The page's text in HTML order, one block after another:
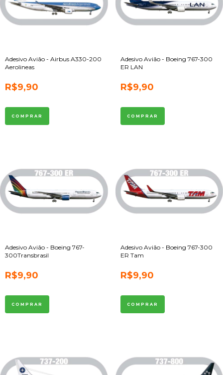
Adesivo Avião - Airbus A330-200
Aerolineas
R$9,90
Adesivo Avião - Boeing 767-300
ER LAN
R$9,90
Adesivo Avião - Boeing 767-
300Transbrasil
R$9,90
Adesivo Avião - Boeing 767-300
ER Tam
R$9,90